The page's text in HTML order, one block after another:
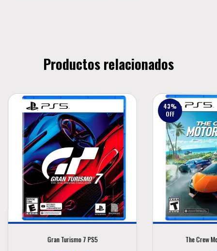
Productos relacionados
Gran Turismo 7 PS5
43%
OFF
The Crew